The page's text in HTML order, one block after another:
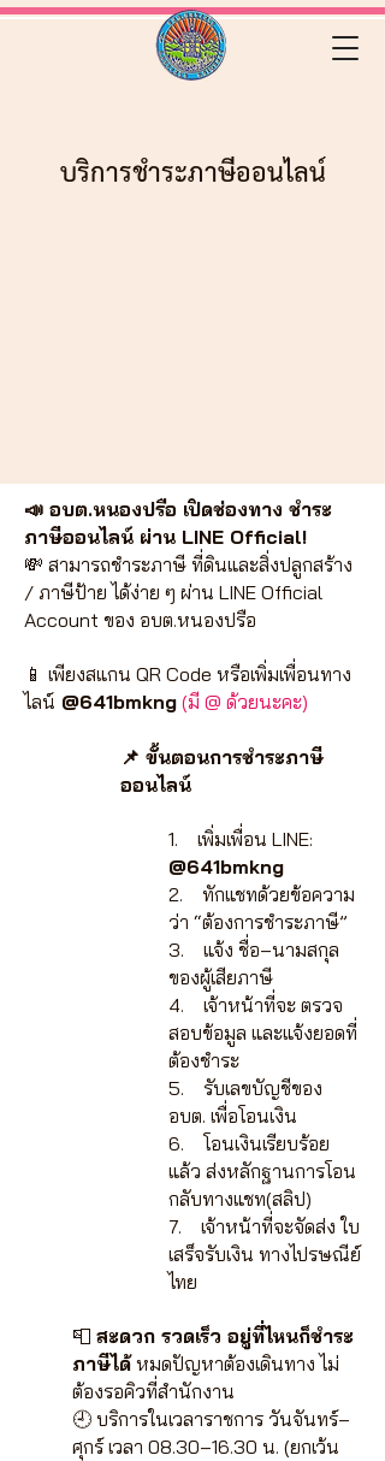
บริการชำระภาษีออนไลน์
📣 อบต.หนองปรือ เปิดช่องทาง ชำระ
ภาษีออนไลน์ ผ่าน LINE Official!
💸 สามารถชำระภาษี ที่ดินและสิ่งปลูกสร้าง
/ ภาษีป้าย ได้ง่าย ๆ ผ่าน LINE Official
Account ของ อบต.หนองปรือ
📱 เพียงสแกน QR Code หรือเพิ่มเพื่อนทาง
ไลน์ @641bmkng (มี @ ด้วยนะคะ)
📌 ขั้นตอนการชำระภาษี
ออนไลน์
1. เพิ่มเพื่อน LINE:
@641bmkng
2. ทักแชทด้วยข้อความ
ว่า “ต้องการชำระภาษี”
3. แจ้ง ชื่อ–นามสกุล
ของผู้เสียภาษี
4. เจ้าหน้าที่จะ ตรวจ
สอบข้อมูล และแจ้งยอดที่
ต้องชำระ
5. รับเลขบัญชีของ
อบต. เพื่อโอนเงิน
6. โอนเงินเรียบร้อย
แล้ว ส่งหลักฐานการโอน
กลับทางแชท(สลิป)
7. เจ้าหน้าที่จะจัดส่ง ใบ
เสร็จรับเงิน ทางไปรษณีย์
ไทย
📮 สะดวก รวดเร็ว อยู่ที่ไหนก็ชำระ
ภาษีได้หมดปัญหาต้องเดินทาง ไม่
ต้องรอคิวที่สำนักงาน
🕘 บริการในเวลาราชการ วันจันทร์–
ศุกร์ เวลา 08.30–16.30 น. (ยกเว้น